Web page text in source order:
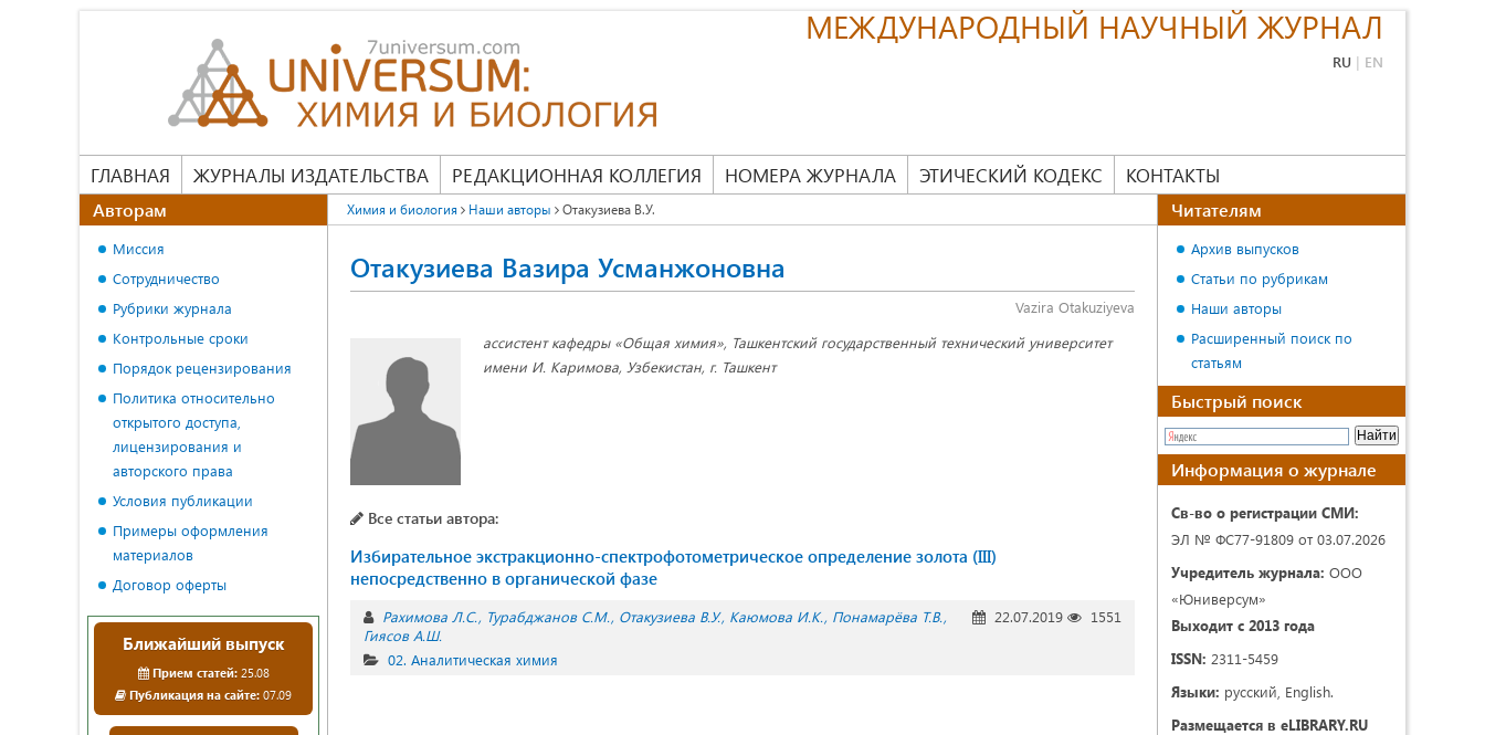
МЕЖДУНАРОДНЫЙ НАУЧНЫЙ ЖУРНАЛ
RU | EN
ГЛАВНАЯ ЖУРНАЛЫ ИЗДАТЕЛЬСТВА РЕДАКЦИОННАЯ КОЛЛЕГИЯ НОМЕРА ЖУРНАЛА ЭТИЧЕСКИЙ КОДЕКС КОНТАКТЫ
Химия и биология Наши авторы Отакузиева В.У.
Отакузиева Вазира Усманжоновна
Vazira Otakuziyeva
ассистент кафедры «Общая химия», Ташкентский государственный технический университет
имени И. Каримова, Узбекистан, г. Ташкент
Все статьи автора:
Избирательное экстракционно-спектрофотометрическое определение золота (III)
непосредственно в органической фазе
Рахимова Л.С. Турабджанов С.М. Отакузиева В.У. Каюмова И.К. Понамарёва Т.В.
Гиясов А.Ш.
22.07.2019 1551
02. Аналитическая химия
Авторам
Миссия
Сотрудничество
Рубрики журнала
Контрольные сроки
Порядок рецензирования
Политика относительно
открытого доступа,
лицензирования и
авторского права
Условия публикации
Примеры оформления
материалов
Договор оферты
Ближайший выпуск
Прием статей:25.08
Публикация на сайте: 07.09
Читателям
Архив выпусков
Статьи по рубрикам
Наши авторы
Расширенный поиск по
статьям
Быстрый поиск
Информация о журнале
Св-во о регистрации СМИ:
ЭЛ № ФС77-91809 от 03.07.2026
Учредитель журнала: ООО
«Юниверсум»
Выходит с 2013 года
ISSN: 2311-5459
Языки: русский, English.
Размещается в eLIBRARY.RU